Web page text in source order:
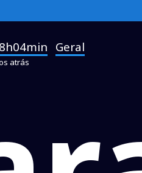
Geral
atrás